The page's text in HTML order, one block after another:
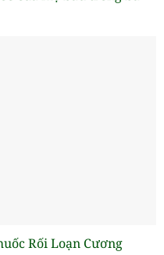
Rối Loạn Cương